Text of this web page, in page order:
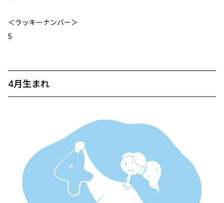
＜ラッキーナンバー＞
5
4月生まれ